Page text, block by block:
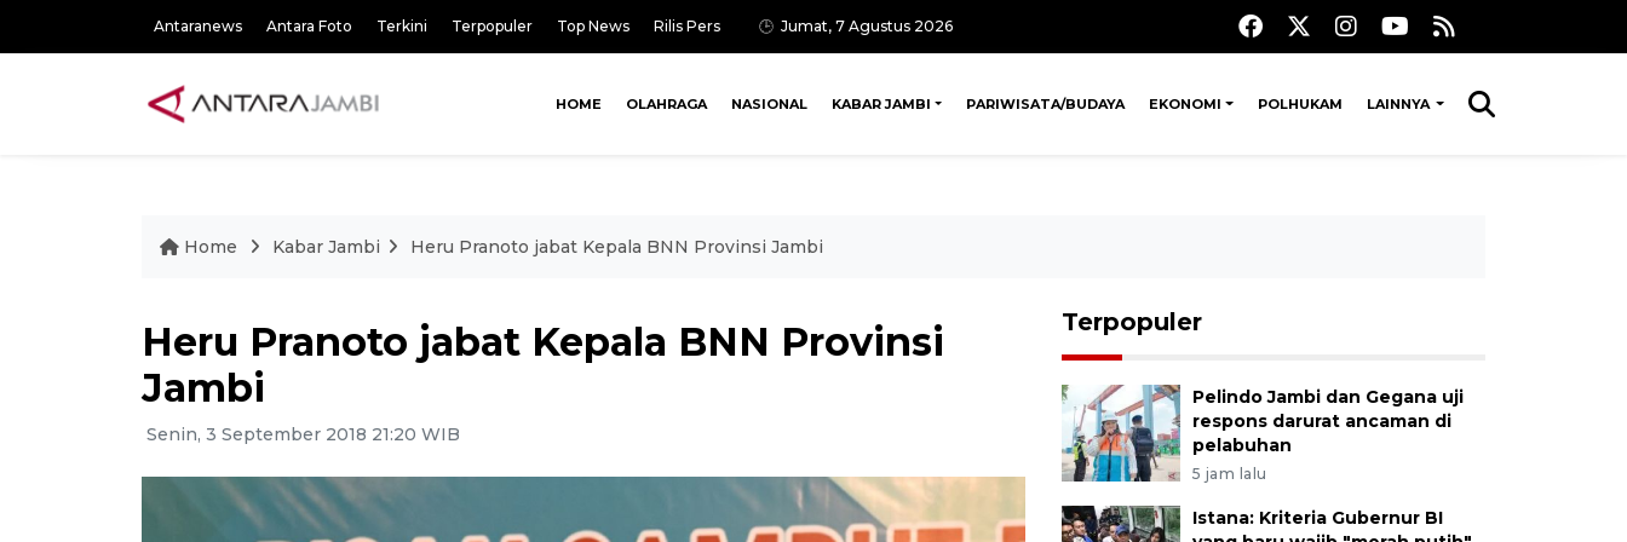
Antaranews Antara Foto Terkini Terpopuler Top News Rilis Pers Jumat, 7 Agustus 2026
HOME OLAHRAGA NASIONAL KABAR JAMBI PARIWISATA/BUDAYA EKONOMI POLHUKAM LAINNYA
Home Kabar Jambi Heru Pranoto jabat Kepala BNN Provinsi Jambi
Heru Pranoto jabat Kepala BNN Provinsi
Jambi
Senin, 3 September 2018 21:20 WIB
Terpopuler
Pelindo Jambi dan Gegana uji
respons darurat ancaman di
pelabuhan
5 jam lalu
Istana: Kriteria Gubernur BI